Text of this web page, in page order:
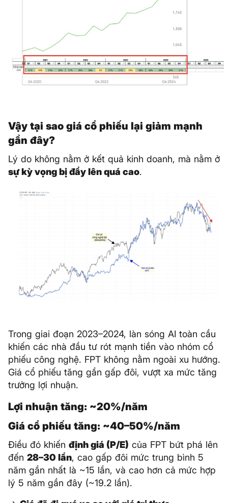
Vậy tại sao giá cổ phiếu lại giảm mạnh
gần đây?
Lý do không nằm ở kết quả kinh doanh, mà nằm ở
sự kỳ vọng bị đẩy lên quá cao.
Trong giai đoạn 2023–2024, làn sóng AI toàn cầu
khiến các nhà đầu tư rót mạnh tiền vào nhóm cổ
phiếu công nghệ. FPT không nằm ngoài xu hướng.
Giá cổ phiếu tăng gần gấp đôi, vượt xa mức tăng
trưởng lợi nhuận.
Lợi nhuận tăng: ~20%/năm
Giá cổ phiếu tăng: ~40–50%/năm
Điều đó khiến định giá (P/E) của FPT bứt phá lên
đến 28–30 lần, cao gấp đôi mức trung bình 5
năm gần nhất là ~15 lần, và cao hơn cả mức hợp
lý 5 năm gần đây (~19.2 lần).